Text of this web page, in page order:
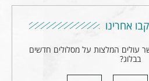
אחרינו
עולים המלצות על מסלולים חדשים
בבלוג?